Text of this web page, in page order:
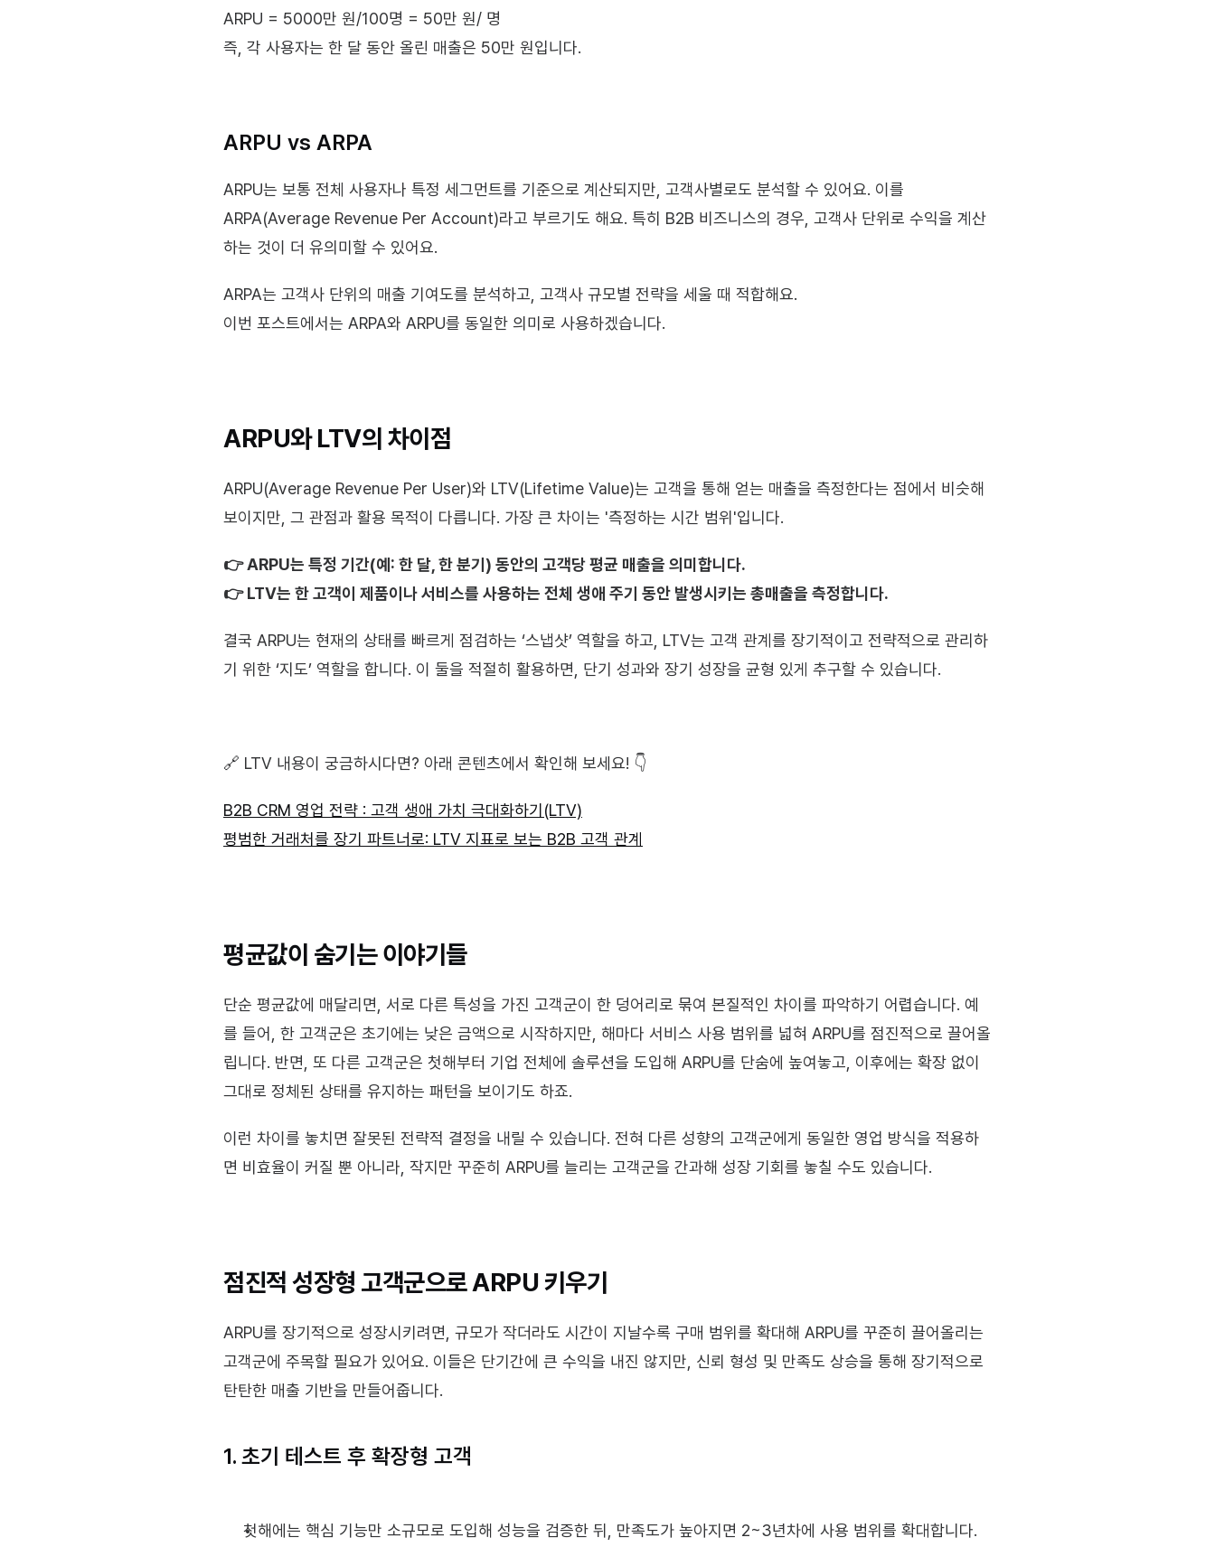
ARPU = 5000만 원/100명 = 50만 원/ 명
즉, 각 사용자는 한 달 동안 올린 매출은 50만 원입니다.
ARPU vs ARPA
ARPU는 보통 전체 사용자나 특정 세그먼트를 기준으로 계산되지만, 고객사별로도 분석할 수 있어요. 이를
ARPA(Average Revenue Per Account)라고 부르기도 해요. 특히 B2B 비즈니스의 경우, 고객사 단위로 수익을 계산
하는 것이 더 유의미할 수 있어요.
ARPA는 고객사 단위의 매출 기여도를 분석하고, 고객사 규모별 전략을 세울 때 적합해요.
이번 포스트에서는 ARPA와 ARPU를 동일한 의미로 사용하겠습니다.
ARPU와 LTV의 차이점
ARPU(Average Revenue Per User)와 LTV(Lifetime Value)는 고객을 통해 얻는 매출을 측정한다는 점에서 비슷해
보이지만, 그 관점과 활용 목적이 다릅니다. 가장 큰 차이는 '측정하는 시간 범위'입니다.
👉 ARPU는 특정 기간(예: 한 달, 한 분기) 동안의 고객당 평균 매출을 의미합니다.
👉 LTV는 한 고객이 제품이나 서비스를 사용하는 전체 생애 주기 동안 발생시키는 총매출을 측정합니다.
결국 ARPU는 현재의 상태를 빠르게 점검하는 ‘스냅샷’ 역할을 하고, LTV는 고객 관계를 장기적이고 전략적으로 관리하
기 위한 ‘지도’ 역할을 합니다. 이 둘을 적절히 활용하면, 단기 성과와 장기 성장을 균형 있게 추구할 수 있습니다.
🔗 LTV 내용이 궁금하시다면? 아래 콘텐츠에서 확인해 보세요! 👇
B2B CRM 영업 전략 : 고객 생애 가치 극대화하기(LTV)
평범한 거래처를 장기 파트너로: LTV 지표로 보는 B2B 고객 관계
평균값이 숨기는 이야기들
단순 평균값에 매달리면, 서로 다른 특성을 가진 고객군이 한 덩어리로 묶여 본질적인 차이를 파악하기 어렵습니다. 예
를 들어, 한 고객군은 초기에는 낮은 금액으로 시작하지만, 해마다 서비스 사용 범위를 넓혀 ARPU를 점진적으로 끌어올
립니다. 반면, 또 다른 고객군은 첫해부터 기업 전체에 솔루션을 도입해 ARPU를 단숨에 높여놓고, 이후에는 확장 없이
그대로 정체된 상태를 유지하는 패턴을 보이기도 하죠.
이런 차이를 놓치면 잘못된 전략적 결정을 내릴 수 있습니다. 전혀 다른 성향의 고객군에게 동일한 영업 방식을 적용하
면 비효율이 커질 뿐 아니라, 작지만 꾸준히 ARPU를 늘리는 고객군을 간과해 성장 기회를 놓칠 수도 있습니다.
점진적 성장형 고객군으로 ARPU 키우기
ARPU를 장기적으로 성장시키려면, 규모가 작더라도 시간이 지날수록 구매 범위를 확대해 ARPU를 꾸준히 끌어올리는
고객군에 주목할 필요가 있어요. 이들은 단기간에 큰 수익을 내진 않지만, 신뢰 형성 및 만족도 상승을 통해 장기적으로
탄탄한 매출 기반을 만들어줍니다.
1. 초기 테스트 후 확장형 고객
첫해에는 핵심 기능만 소규모로 도입해 성능을 검증한 뒤, 만족도가 높아지면 2~3년차에 사용 범위를 확대합니다.